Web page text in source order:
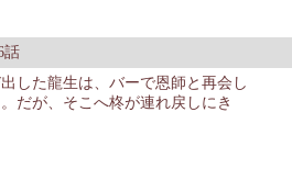
話
した龍生は、バーで恩師と再会し
だが、そこへ柊が連れ戻しにき